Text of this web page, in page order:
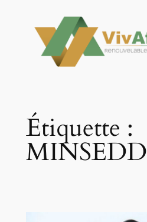
contenu
Étiquette :
MINSEDD